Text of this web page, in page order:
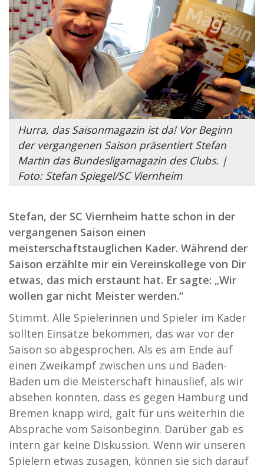
Hurra, das Saisonmagazin ist da! Vor Beginn
der vergangenen Saison präsentiert Stefan
Martin das Bundesligamagazin des Clubs. |
Foto: Stefan Spiegel/SC Viernheim
Stefan, der SC Viernheim hatte schon in der
vergangenen Saison einen
meisterschaftstauglichen Kader. Während der
Saison erzählte mir ein Vereinskollege von Dir
etwas, das mich erstaunt hat. Er sagte: „Wir
wollen gar nicht Meister werden.“
Stimmt. Alle Spielerinnen und Spieler im Kader
sollten Einsätze bekommen, das war vor der
Saison so abgesprochen. Als es am Ende auf
einen Zweikampf zwischen uns und Baden-
Baden um die Meisterschaft hinauslief, als wir
absehen konnten, dass es gegen Hamburg und
Bremen knapp wird, galt für uns weiterhin die
Absprache vom Saisonbeginn. Darüber gab es
intern gar keine Diskussion. Wenn wir unseren
Spielern etwas zusagen, können sie sich darauf